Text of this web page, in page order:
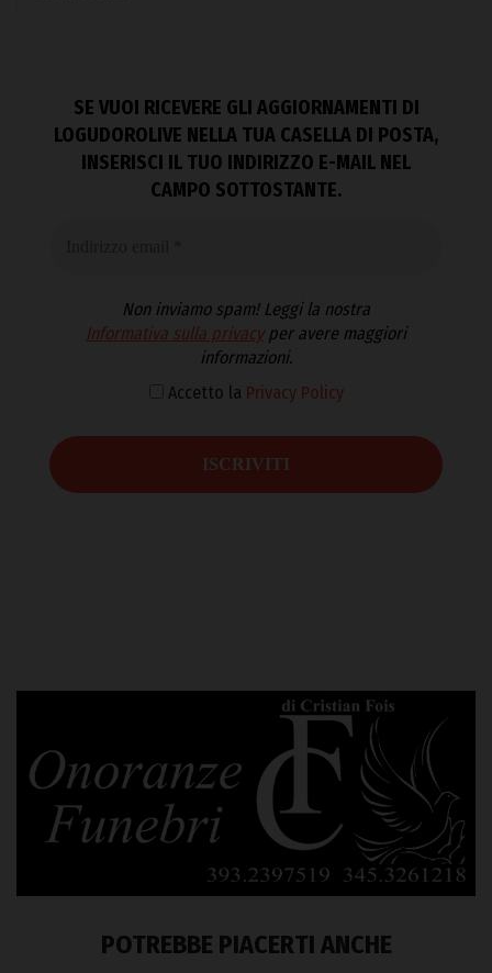
SE VUOI RICEVERE GLI AGGIORNAMENTI DI
LOGUDOROLIVE NELLA TUA CASELLA DI POSTA,
INSERISCI IL TUO INDIRIZZO E-MAIL NEL
CAMPO SOTTOSTANTE.
Non inviamo spam! Leggi la nostra
Informativa sulla privacyper avere maggiori
informazioni.
Accetto la Privacy Policy
POTREBBE PIACERTI ANCHE